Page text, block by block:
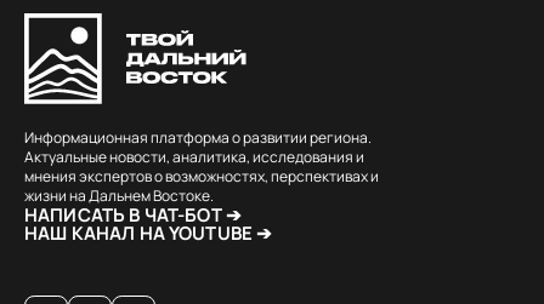
Информационная платформа о развитии региона.
Актуальные новости, аналитика, исследования и
мнения экспертов о возможностях, перспективах и
жизни на Дальнем Востоке.
НАПИСАТЬ В ЧАТ-БОТ ➔
НАШ КАНАЛ НА YOUTUBE ➔